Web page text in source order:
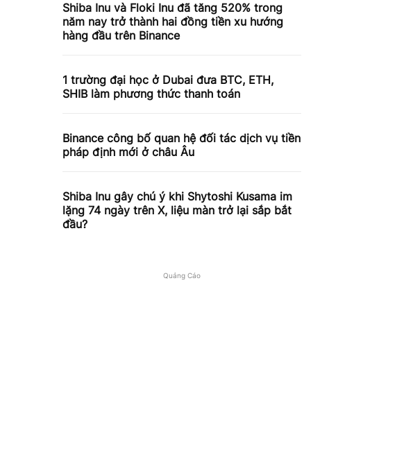
Shiba Inu và Floki Inu đã tăng 520% ​​trong
năm nay trở thành hai đồng tiền xu hướng
hàng đầu trên Binance
1 trường đại học ở Dubai đưa BTC, ETH,
SHIB làm phương thức thanh toán
Binance công bố quan hệ đối tác dịch vụ tiền
pháp định mới ở châu Âu
Shiba Inu gây chú ý khi Shytoshi Kusama im
lặng 74 ngày trên X, liệu màn trở lại sắp bắt
đầu?
Quảng Cáo